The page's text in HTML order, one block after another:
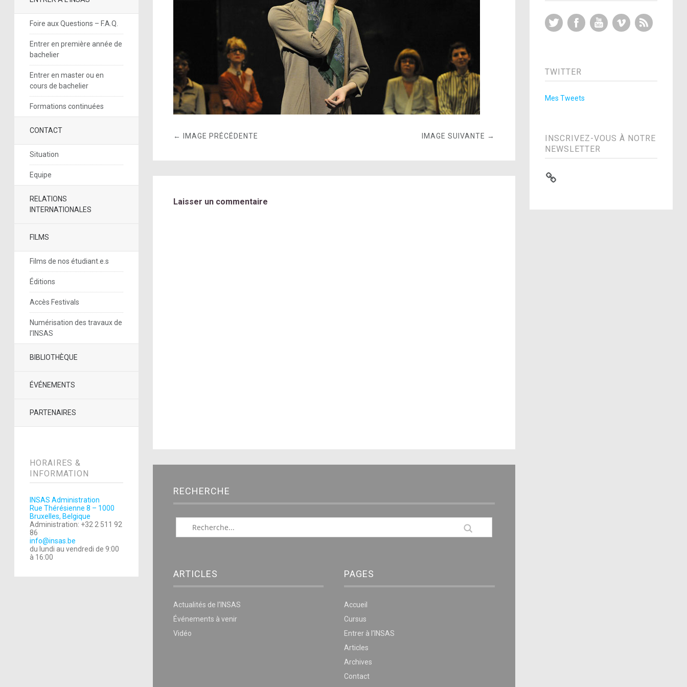
Foire aux Questions – F.A.Q.
Entrer en première année de
bachelier
Entrer en master ou en
cours de bachelier
Formations continuées
CONTACT
Situation
Equipe
RELATIONS
INTERNATIONALES
FILMS
Films de nos étudiant.e.s
Éditions
Accès Festivals
Numérisation des travaux de
l’INSAS
BIBLIOTHÈQUE
ÉVÉNEMENTS
PARTENAIRES
HORAIRES &
INFORMATION
INSAS Administration
Rue Thérésienne 8 – 1000
Bruxelles, Belgique
Administration: +32 2 511 92
86
info@insas.be
du lundi au vendredi de 9:00
à 16:00
← IMAGE PRÉCÉDENTE IMAGE SUIVANTE →
Laisser un commentaire
RECHERCHE
ARTICLES
Actualités de l’INSAS
Événements à venir
Vidéo
PAGES
Accueil
Cursus
Entrer à l’INSAS
Articles
Archives
Contact
Twitter FacebookYouTubeVimeo
TWITTER
Mes Tweets
INSCRIVEZ-VOUS À NOTRE
NEWSLETTER